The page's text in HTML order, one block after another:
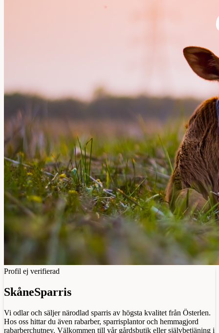
Profil ej verifierad
SkåneSparris
Vi odlar och säljer närodlad sparris av högsta kvalitet från Österlen.
Hos oss hittar du även rabarber, sparrisplantor och hemmagjord
rabarberchutney. Välkommen till vår gårdsbutik eller självbetjäning i